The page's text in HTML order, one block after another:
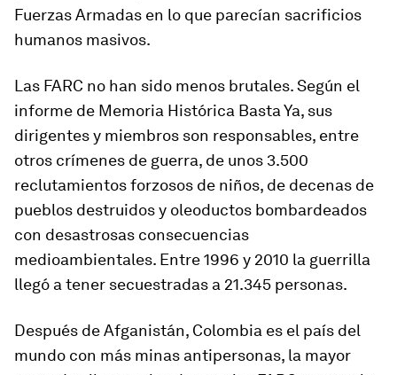
Fuerzas Armadas en lo que parecían sacrificios
humanos masivos.
Las FARC no han sido menos brutales. Según el
informe de Memoria Histórica Basta Ya, sus
dirigentes y miembros son responsables, entre
otros crímenes de guerra, de unos 3.500
reclutamientos forzosos de niños, de decenas de
pueblos destruidos y oleoductos bombardeados
con desastrosas consecuencias
medioambientales. Entre 1996 y 2010 la guerrilla
llegó a tener secuestradas a 21.345 personas.
Después de Afganistán, Colombia es el país del
mundo con más minas antipersonas, la mayor